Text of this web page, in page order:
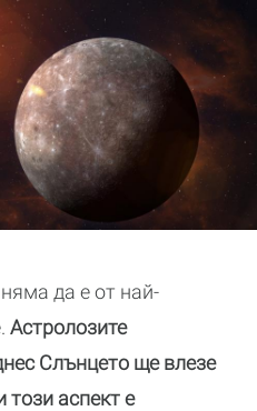
да е от най-
Астролозите
Слънцето ще влезе
аспект е